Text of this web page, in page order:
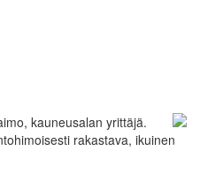
kauneusalan yrittäjä.
rakastava, ikuinen